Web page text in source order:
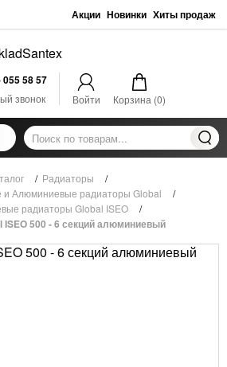
Акции Новинки Хиты продаж
055 58 57
звонок Войти Корзина (0)
/ Радиаторы
/
и Алюминиевые радиаторы Global
/
радиаторы Global ISEO
/
ISEO 500 - 6 секций алюминиевый